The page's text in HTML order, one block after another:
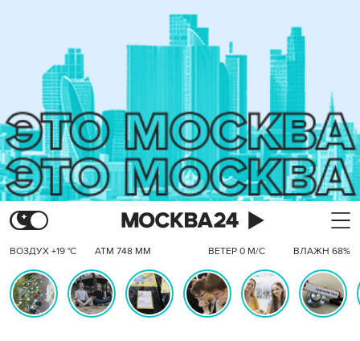
ВОЗДУХ +19 °C АТМ 748 ММ ВЕТЕР 0 М/С ВЛАЖН 68%